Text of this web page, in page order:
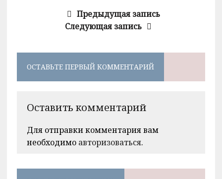
Предыдущая запись
Следующая запись
ОСТАВЬТЕ ПЕРВЫЙ КОММЕНТАРИЙ
Оставить комментарий
Для отправки комментария вам
необходимо авторизоваться.